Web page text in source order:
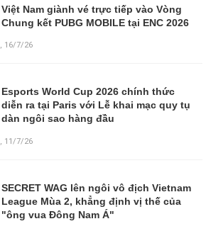
Việt Nam giành vé trực tiếp vào Vòng
Chung kết PUBG MOBILE tại ENC 2026
, 16/7/26
Esports World Cup 2026 chính thức
diễn ra tại Paris với Lễ khai mạc quy tụ
dàn ngôi sao hàng đầu
11/7/26
SECRET WAG lên ngôi vô địch Vietnam
League Mùa 2, khẳng định vị thế của
"ông vua Đông Nam Á"